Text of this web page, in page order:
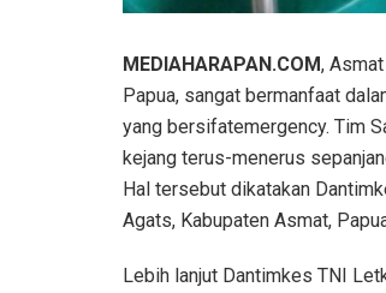
MEDIAHARAPAN.COM,
Papua, sangat bermanfaat
yang bersifatemergency. Tim
kejang terus-menerus
Hal tersebut dikatakan
Agats, Kabupaten Asmat,
Lebih lanjut Dantimkes TNI